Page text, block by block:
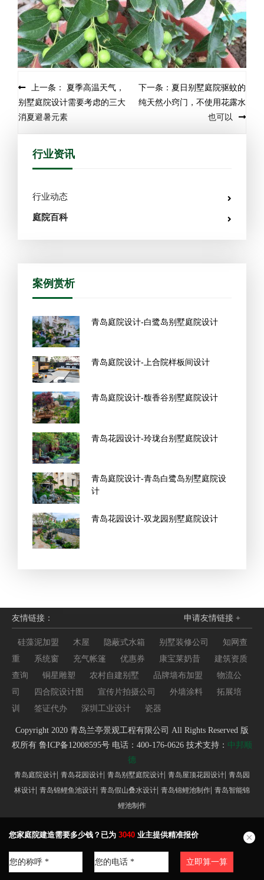
Post navigation
上一条： 夏季高温天气，
别墅庭院设计需要考虑的三大
消夏避暑元素
下一条：夏日别墅庭院驱蚊的
纯天然小窍门，不使用花露水
也可以
行业资讯
行业动态
庭院百科
案例赏析
青岛庭院设计-白鹭岛别墅庭院设计
青岛庭院设计-上合院样板间设计
青岛庭院设计-馥香谷别墅庭院设计
青岛花园设计-玲珑台别墅庭院设计
青岛庭院设计-青岛白鹭岛别墅庭院设
计
青岛花园设计-双龙园别墅庭院设计
友情链接： 申请友情链接 +
硅藻泥加盟 木屋 隐蔽式水箱 别墅装修公司
知网查
重
系统窗 充气帐篷 优惠券 康宝莱奶昔
建筑资质
查询
铜星雕塑 农村自建别墅 品牌墙布加盟
物流公
司
四合院设计图 宣传片拍摄公司 外墙涂料
拓展培
训
签证代办 深圳工业设计 瓷器
Copyright 2020 青岛兰亭景观工程有限公司 All Rights Reserved 版
权所有 鲁ICP备12008595号 电话：400-176-0626 技术支持： 中邦顺
德
青岛庭院设计 青岛花园设计 青岛别墅庭院设计 青岛屋顶花园设计 青岛园
林设计 青岛锦鲤鱼池设计 青岛假山叠水设计 青岛锦鲤池制作 青岛智能锦
鲤池制作
您家庭院建造需要多少钱？已为 3040 业主提供精准报价
立即算一算